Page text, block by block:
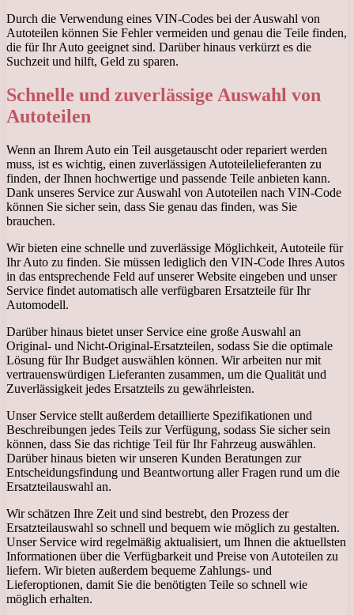
Durch die Verwendung eines VIN-Codes bei der Auswahl von
Autoteilen können Sie Fehler vermeiden und genau die Teile finden,
die für Ihr Auto geeignet sind. Darüber hinaus verkürzt es die
Suchzeit und hilft, Geld zu sparen.
Schnelle und zuverlässige Auswahl von
Autoteilen
Wenn an Ihrem Auto ein Teil ausgetauscht oder repariert werden
muss, ist es wichtig, einen zuverlässigen Autoteilelieferanten zu
finden, der Ihnen hochwertige und passende Teile anbieten kann.
Dank unseres Service zur Auswahl von Autoteilen nach VIN-Code
können Sie sicher sein, dass Sie genau das finden, was Sie
brauchen.
Wir bieten eine schnelle und zuverlässige Möglichkeit, Autoteile für
Ihr Auto zu finden. Sie müssen lediglich den VIN-Code Ihres Autos
in das entsprechende Feld auf unserer Website eingeben und unser
Service findet automatisch alle verfügbaren Ersatzteile für Ihr
Automodell.
Darüber hinaus bietet unser Service eine große Auswahl an
Original- und Nicht-Original-Ersatzteilen, sodass Sie die optimale
Lösung für Ihr Budget auswählen können. Wir arbeiten nur mit
vertrauenswürdigen Lieferanten zusammen, um die Qualität und
Zuverlässigkeit jedes Ersatzteils zu gewährleisten.
Unser Service stellt außerdem detaillierte Spezifikationen und
Beschreibungen jedes Teils zur Verfügung, sodass Sie sicher sein
können, dass Sie das richtige Teil für Ihr Fahrzeug auswählen.
Darüber hinaus bieten wir unseren Kunden Beratungen zur
Entscheidungsfindung und Beantwortung aller Fragen rund um die
Ersatzteilauswahl an.
Wir schätzen Ihre Zeit und sind bestrebt, den Prozess der
Ersatzteilauswahl so schnell und bequem wie möglich zu gestalten.
Unser Service wird regelmäßig aktualisiert, um Ihnen die aktuellsten
Informationen über die Verfügbarkeit und Preise von Autoteilen zu
liefern. Wir bieten außerdem bequeme Zahlungs- und
Lieferoptionen, damit Sie die benötigten Teile so schnell wie
möglich erhalten.